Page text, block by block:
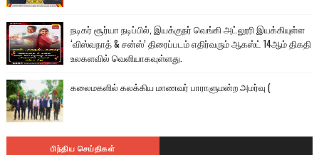
நடிகர் சூர்யா நடிப்பில், இயக்குநர் வெங்கி அட்லூரி இயக்கியுள்ள
‘விஸ்வநாத் & சன்ஸ்’ திரைப்படம் எதிர்வரும் ஆகஸ்ட் 14ஆம் திகதி
உலகளவில் வெளியாகவுள்ளது.
கலைமகளில் கலக்கிய மாணவர் பாராளுமன்ற அமர்வு (
பிந்திய செய்திகள்